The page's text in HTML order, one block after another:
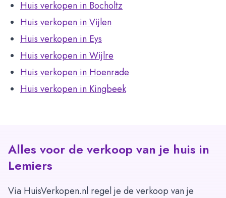
Huis verkopen in Bocholtz
Huis verkopen in Vijlen
Huis verkopen in Eys
Huis verkopen in Wijlre
Huis verkopen in Hoenrade
Huis verkopen in Kingbeek
Alles voor de verkoop van je huis in
Lemiers
Via HuisVerkopen.nl regel je de verkoop van je